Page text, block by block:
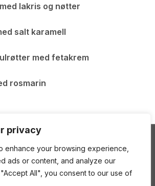
privacy
enhance your browsing experience,
ads or content, and analyze our
All", you consent to our use of
lakris og nøtter
salt karamell
med fetakrem
rosmarin
Mat